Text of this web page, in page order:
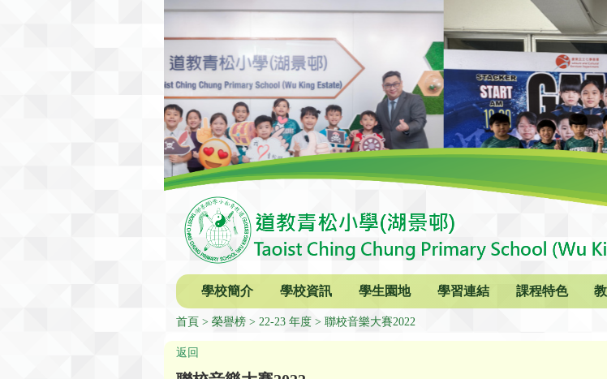
學校簡介 學校資訊 學生園地 學習連結 課程特色
首頁 榮譽榜 22-23 年度 聯校音樂大賽2022
返回